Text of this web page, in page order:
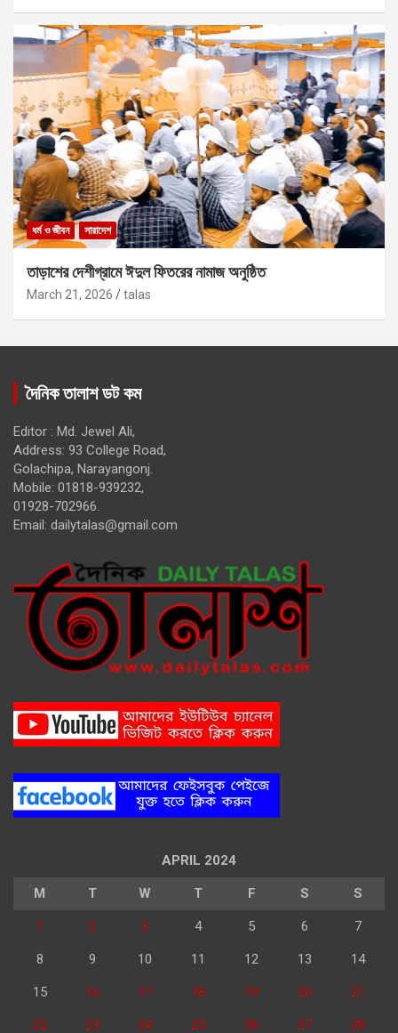
ধর্ম ও জীবন সারাদেশ
তাড়াশের দেশীগ্রামে ঈদুল ফিতরের নামাজ অনুষ্ঠিত
March 21, 2026 talas
দৈনিক তালাশ ডট কম
Editor : Md. Jewel Ali,
Address: 93 College Road,
Golachipa, Narayangonj.
Mobile: 01818-939232,
01928-702966.
Email: dailytalas@gmail.com
APRIL 2024
M T W T F S S
1 2 3 4 5 6 7
8 9 10 11 12 13 14
15 16 17 18 19 20 21
22 23 24 25 26 27 28